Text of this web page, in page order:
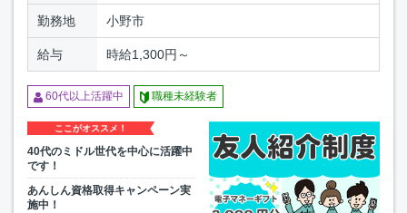
勤務地 小野市
給与 時給1,300円～
60代以上活躍中 職種未経験者
ここがオススメ！
40代のミドル世代を中心に活躍中
です！
あんしん資格取得キャンペーン実
施中！